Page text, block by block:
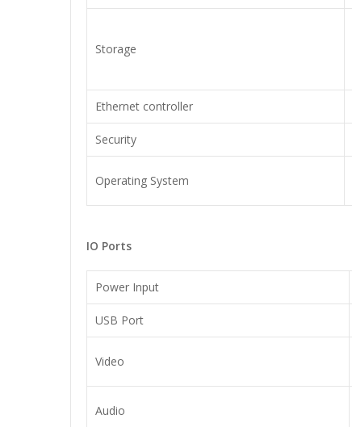
Storage
Ethernet controller
Security
Operating System
IO Ports
Power Input
USB Port
Video
Audio